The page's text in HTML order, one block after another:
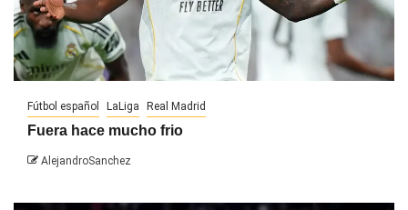
Fútbol español LaLiga Real Madrid
Fuera hace mucho frio
AlejandroSanchez